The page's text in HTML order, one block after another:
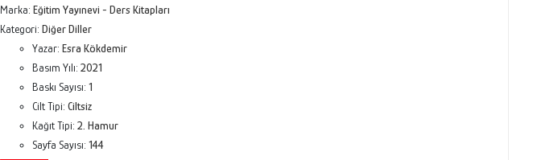
Marka: Eğitim Yayınevi - Ders Kitapları
Kategori: Diğer Diller
Yazar: Esra Kökdemir
Basım Yılı: 2021
Baskı Sayısı: 1
Cilt Tipi: Ciltsiz
Kağıt Tipi: 2. Hamur
Sayfa Sayısı: 144